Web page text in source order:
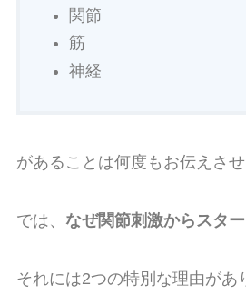
関節
筋
神経
があることは何度もお伝えさせ
では、 なぜ関節刺激からスタ
それには2つの特別な理由があ